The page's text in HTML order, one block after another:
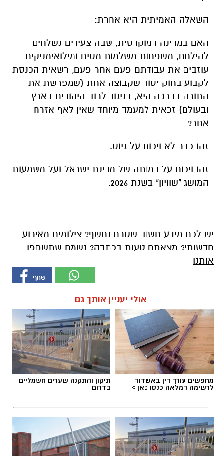
השאלה האמיתית היא אחרת:
האם במדינה דמוקרטית, שבה צעירים נשלחים
להילחם, משפחות משלמות מסים ומילואימניקים
עוזבים את עבודתם פעם אחר פעם, רשאית הכנסת
לקבוע בחוק יסוד שקבוצה אחת (שמפרשת את
התורה בדרכה היא, בניגוד לרוב היהודים בארץ
ובעולם) זכאית למעמד מיוחד שאין לאף אזרח
אחר?
זהו כבר לא ויכוח על גיוס.
זהו ויכוח על דמותה של מדינת ישראל ועל משמעות
המושג "שוויון" בשנת 2026
.
יש לכם מידע חשוב שטרם נחשף? צילומים מאירוע
חדשותי? מצאתם טעות בכתבה? נשמח שתשתפו
אותנו
אולי יעניין אותך גם
מחפשים עורך דין באשדוד
לרשימה המלאה כנסו כאן >
תיקון והתקנה שערים חשמליים
בדרום